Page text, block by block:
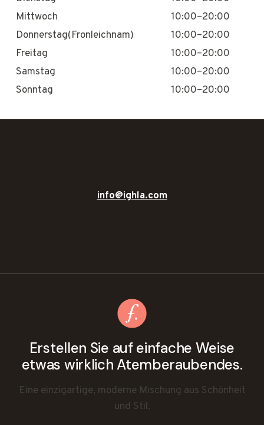
Mittwoch
10:00–20:00
Donnerstag(Fronleichnam)
10:00–20:00
Freitag
10:00–20:00
Samstag
10:00–20:00
Sonntag
10:00–20:00
info@ighla.com
Erstellen Sie auf einfache Weise
etwas wirklich Atemberaubendes.
Eine einzigartige, moderne Mischung aus Schönheit
und Stil.